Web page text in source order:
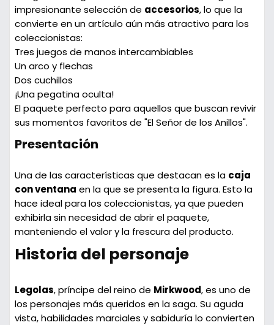
impresionante selección de accesorios, lo que la
convierte en un artículo aún más atractivo para los
coleccionistas:
Tres juegos de manos intercambiables
Unarco y flechas
Dos cuchillos
¡Una pegatina oculta!
El paquete perfecto para aquellos que buscan revivir
sus momentos favoritos de "El Señor de los Anillos".
Presentación
Una de las características que destacan es la caja
con ventana en la que se presenta la figura. Esto la
hace ideal para los coleccionistas, ya que pueden
exhibirla sin necesidad de abrir el paquete,
manteniendo el valor y la frescura del producto.
Historia del personaje
Legolas, príncipe del reino de Mirkwood, es uno de
los personajes más queridos en la saga. Su aguda
vista, habilidades marciales y sabiduría lo convierten